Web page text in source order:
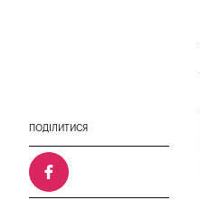
ПОДІЛИТИСЯ